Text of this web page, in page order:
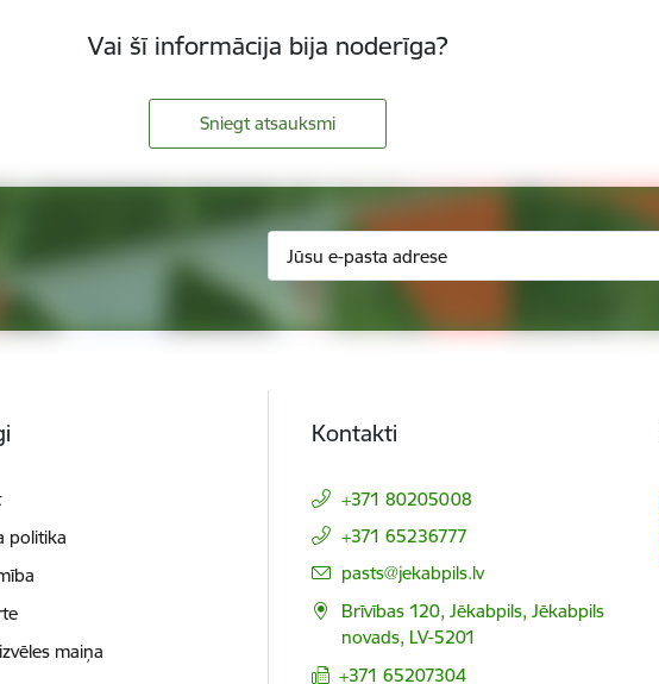
Vai šī informācija bija noderīga?
Sniegt atsauksmi
politika
maiņa
Kontakti
+371 80205008
+371 65236777
E-pasts:
pasts@jekabpils.lv
Brīvības 120, Jēkabpils, Jēkabpils
novads, LV-5201
+371 65207304